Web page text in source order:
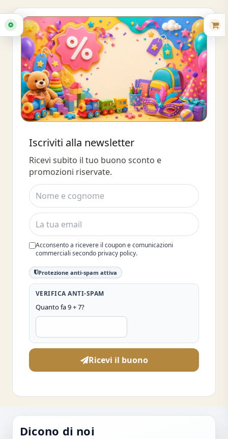
del 10%
Iscriviti alla newsletter
Ricevi subito il tuo buono sconto e
promozioni riservate.
Acconsento a ricevere il coupon e comunicazioni
commerciali secondo privacy policy.
Protezione anti-spam attiva
VERIFICA ANTI-SPAM
Quanto fa 9 + 7?
Ricevi il buono
Dicono di noi